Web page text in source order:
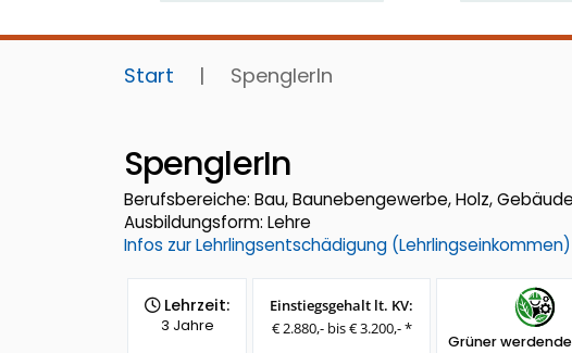
Start | SpenglerIn
SpenglerIn
Berufsbereiche: Bau, Baunebengewerbe, Holz,
Ausbildungsform: Lehre
Infos zur Lehrlingsentschädigung (Lehrlingseinkommen)
Lehrzeit:
3 Jahre
Einstiegsgehalt lt. KV:
€ 2.880,- bis € 3.200,- *
Grüner